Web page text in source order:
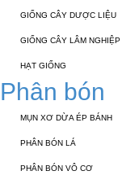
GIỐNG CÂY DƯỢC LIỆU
GIỐNG CÂY LÂM NGHIỆP
HẠT GIỐNG
Phân bón
MỤN XƠ DỪA ÉP BÁNH
PHÂN BÓN LÁ
PHÂN BÓN VÔ CƠ